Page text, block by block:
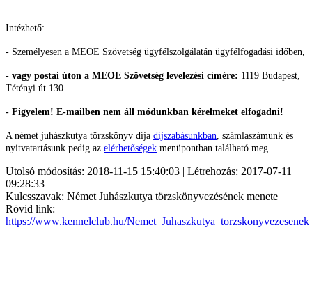
Intézhető:
- Személyesen a MEOE Szövetség ügyfélszolgálatán ügyfélfogadási időben,
- vagy postai úton a MEOE Szövetség levelezési címére: 1119 Budapest,
Tétényi út 130.
- Figyelem! E-mailben nem áll módunkban kérelmeket elfogadni!
A német juhászkutya törzskönyv díja díjszabásunkban , számlaszámunk és
nyitvatartásunk pedig az elérhetőségek menüpontban található meg.
Utolsó módosítás: 2018-11-15 15:40:03 | Létrehozás: 2017-07-11
09:28:33
Kulcsszavak: Német Juhászkutya törzskönyvezésének menete
Rövid link:
https://www.kennelclub.hu/